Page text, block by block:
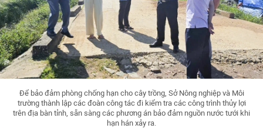
Để bảo đảm phòng chống hạn cho cây trồng, Sở Nông nghiệp và Môi
trường thành lập các đoàn công tác đi kiểm tra các công trình thủy lợi
trên địa bàn tỉnh, sẵn sàng các phương án bảo đảm nguồn nước tưới khi
hạn hán xảy ra.